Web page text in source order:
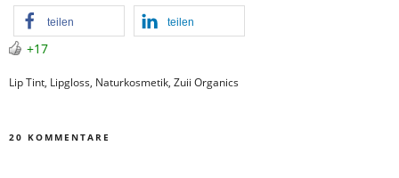
teilen teilen
+17
Lip Tint, Lipgloss, Naturkosmetik, Zuii Organics
20 KOMMENTARE